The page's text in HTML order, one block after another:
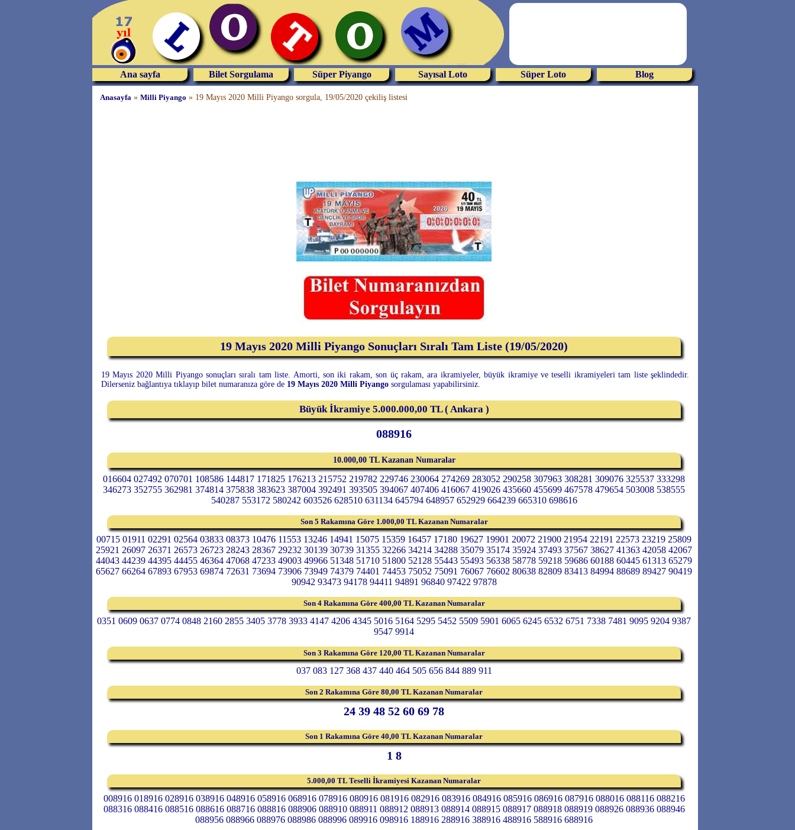
Ana sayfa Bilet Sorgulama Süper Piyango Sayısal Loto Süper Loto Blog
Anasayfa » Milli Piyango » 19 Mayıs 2020 Milli Piyango sorgula, 19/05/2020 çekiliş listesi
19 Mayıs 2020 Milli Piyango Sonuçları Sıralı Tam Liste (19/05/2020)
19 Mayıs 2020 Milli Piyango sonuçları sıralı tam liste. Amorti, son iki rakam, son üç rakam, ara ikramiyeler, büyük ikramiye ve teselli ikramiyeleri tam liste şeklindedir.
Dilerseniz bağlantıya tıklayıp bilet numaranıza göre de 19 Mayıs 2020 Milli Piyango sorgulaması yapabilirsiniz.
Büyük İkramiye 5.000.000,00 TL ( Ankara )
088916
10.000,00 TL Kazanan Numaralar
016604 027492 070701 108586 144817 171825 176213 215752 219782 229746 230064 274269 283052 290258 307963 308281 309076 325537 333298
346273 352755 362981 374814 375838 383623 387004 392491 393505 394067 407406 416067 419026 435660 455699 467578 479654 503008 538555
540287 553172 580242 603526 628510 631134 645794 648957 652929 664239 665310 698616
Son 5 Rakamına Göre 1.000,00 TL Kazanan Numaralar
00715 01911 02291 02564 03833 08373 10476 11553 13246 14941 15075 15359 16457 17180 19627 19901 20072 21900 21954 22191 22573 23219 25809
25921 26097 26371 26573 26723 28243 28367 29232 30139 30739 31355 32266 34214 34288 35079 35174 35924 37493 37567 38627 41363 42058 42067
44043 44239 44395 44455 46364 47068 47233 49003 49966 51348 51710 51800 52128 55443 55493 56338 58778 59218 59686 60188 60445 61313 65279
65627 66264 67893 67953 69874 72631 73694 73906 73949 74379 74401 74453 75052 75091 76067 76602 80638 82809 83413 84994 88689 89427 90419
90942 93473 94178 94411 94891 96840 97422 97878
Son 4 Rakamına Göre 400,00 TL Kazanan Numaralar
0351 0609 0637 0774 0848 2160 2855 3405 3778 3933 4147 4206 4345 5016 5164 5295 5452 5509 5901 6065 6245 6532 6751 7338 7481 9095 9204 9387
9547 9914
Son 3 Rakamına Göre 120,00 TL Kazanan Numaralar
037 083 127 368 437 440 464 505 656 844 889 911
Son 2 Rakamına Göre 80,00 TL Kazanan Numaralar
24 39 48 52 60 69 78
Son 1 Rakamına Göre 40,00 TL Kazanan Numaralar
1 8
5.000,00 TL Teselli İkramiyesi Kazanan Numaralar
008916 018916 028916 038916 048916 058916 068916 078916 080916 081916 082916 083916 084916 085916 086916 087916 088016 088116 088216
088316 088416 088516 088616 088716 088816 088906 088910 088911 088912 088913 088914 088915 088917 088918 088919 088926 088936 088946
088956 088966 088976 088986 088996 089916 098916 188916 288916 388916 488916 588916 688916